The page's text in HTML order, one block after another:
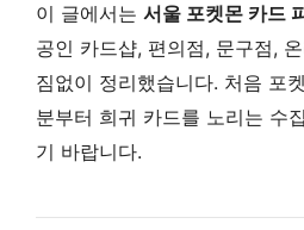
이 글에서는 서울 포켓몬 카드
공인 카드샵, 편의점, 문구점,
짐없이 정리했습니다. 처음 포
분부터 희귀 카드를 노리는 수
기 바랍니다.